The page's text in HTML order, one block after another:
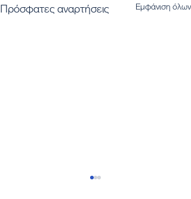
Πρόσφατες αναρτήσεις Εμφάνιση όλων